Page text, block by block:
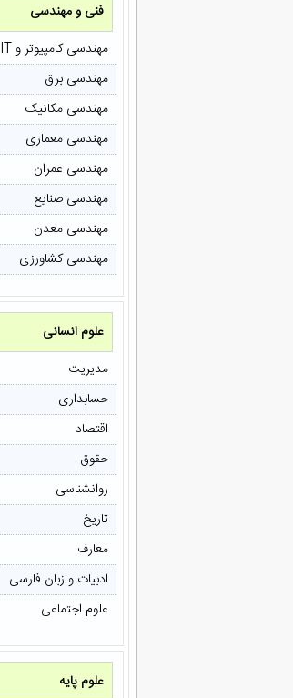
فنی و مهندسی
مهندسی کامپیوتر و IT
مهندسی برق
مهندسی مکانیک
مهندسی معماری
مهندسی عمران
مهندسی صنایع
مهندسی معدن
مهندسی کشاورزی
علوم انسانی
مدیریت
حسابداری
اقتصاد
حقوق
روانشناسی
تاریخ
معارف
ادبیات و زبان فارسی
علوم اجتماعی
علوم پایه